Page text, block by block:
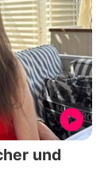
und